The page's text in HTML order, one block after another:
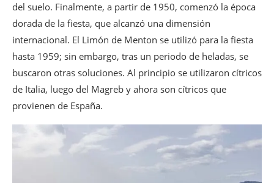
del suelo. Finalmente, a partir de 1950, comenzó la época
dorada de la fiesta, que alcanzó una dimensión
internacional. El Limón de Menton se utilizó para la fiesta
hasta 1959; sin embargo, tras un periodo de heladas, se
buscaron otras soluciones. Al principio se utilizaron cítricos
de Italia, luego del Magreb y ahora son cítricos que
provienen de España.